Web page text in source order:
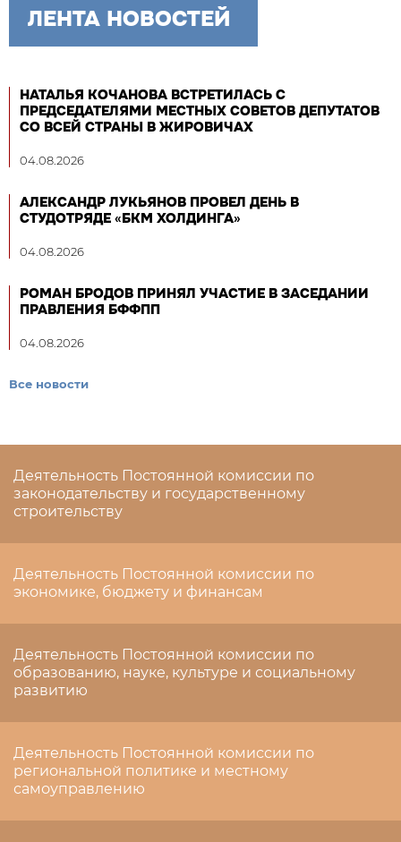
ЛЕНТА НОВОСТЕЙ
НАТАЛЬЯ КОЧАНОВА ВСТРЕТИЛАСЬ С
ПРЕДСЕДАТЕЛЯМИ МЕСТНЫХ СОВЕТОВ ДЕПУТАТОВ
СО ВСЕЙ СТРАНЫ В ЖИРОВИЧАХ
04.08.2026
АЛЕКСАНДР ЛУКЬЯНОВ ПРОВЕЛ ДЕНЬ В
СТУДОТРЯДЕ «БКМ ХОЛДИНГА»
04.08.2026
РОМАН БРОДОВ ПРИНЯЛ УЧАСТИЕ В ЗАСЕДАНИИ
ПРАВЛЕНИЯ БФФПП
04.08.2026
Все новости
Деятельность Постоянной комиссии по
законодательству и государственному
строительству
Деятельность Постоянной комиссии по
экономике, бюджету и финансам
Деятельность Постоянной комиссии по
образованию, науке, культуре и социальному
развитию
Деятельность Постоянной комиссии по
региональной политике и местному
самоуправлению